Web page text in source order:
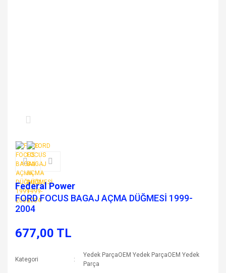
Federal Power
FORD FOCUS BAGAJ AÇMA DÜĞMESİ 1999-
2004
677,00 TL
Kategori
Yedek ParçaOEM Yedek ParçaOEM Yedek
Parça